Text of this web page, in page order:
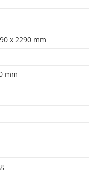
x 2290 mm
mm